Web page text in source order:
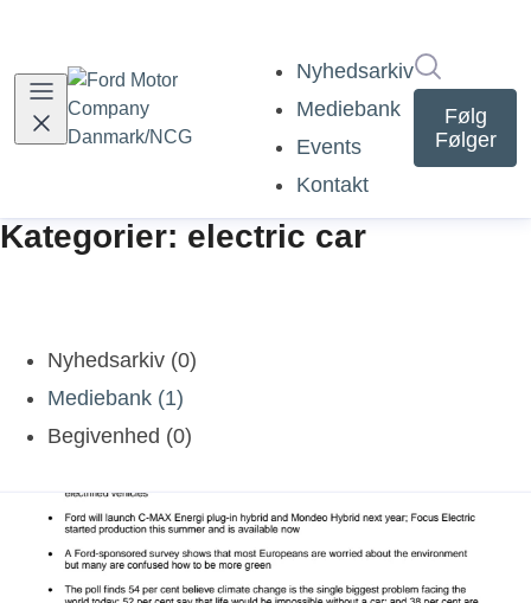
Nyhedsarkiv
Mediebank
Events
Kontakt
Følg
Følger
Kategorier: electric car
Nyhedsarkiv (0)
Mediebank (1)
Begivenhed (0)